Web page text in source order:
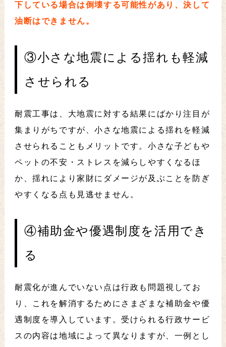
下している場合は倒壊する可能性があり、決して
油断はできません。
③小さな地震による揺れも軽減
させられる
耐震工事は、大地震に対する結果にばかり注目が
集まりがちですが、小さな地震による揺れを軽減
させられることもメリットです。小さな子どもや
ペットの不安・ストレスを減らしやすくなるほ
か、揺れにより家財にダメージが及ぶことを防ぎ
やすくなる点も見逃せません。
④補助金や優遇制度を活用でき
る
耐震化が進んでいない点は行政も問題視してお
り、これを解消するためにさまざまな補助金や優
遇制度を導入しています。受けられる行政サービ
スの内容は地域によって異なりますが、一例とし